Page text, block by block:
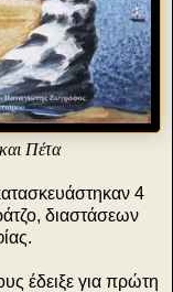
Πέτα
4
διαστάσεων
έδειξε για πρώτη